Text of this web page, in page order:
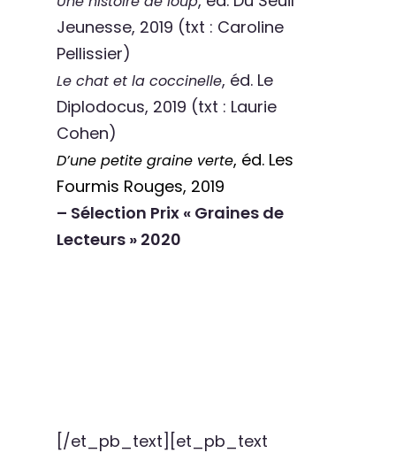
Jeunesse, 2019 (txt : Caroline
Pellissier)
Le chat et la coccinelle, éd. Le
Diplodocus, 2019 (txt : Laurie
Cohen)
D’une petite graine verte, éd. Les
Fourmis Rouges, 2019
– Sélection Prix « Graines de
Lecteurs » 2020
[/et_pb_text][et_pb_text